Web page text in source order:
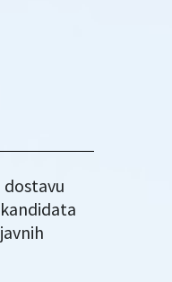
dostavu